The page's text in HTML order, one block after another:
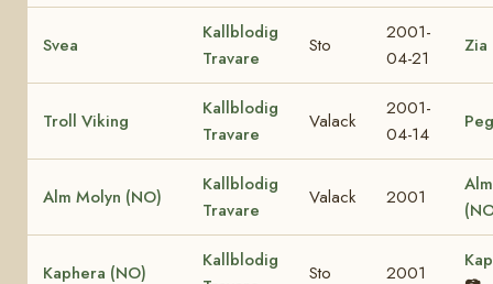
Svea
Kallblodig
Travare
Sto
2001-
04-21
Zia
Troll Viking
Kallblodig
Travare
Valack
2001-
04-14
Alm Molyn (NO)
Kallblodig
Travare
Valack 2001
Kaphera (NO)
Kallblodig
Sto 2001